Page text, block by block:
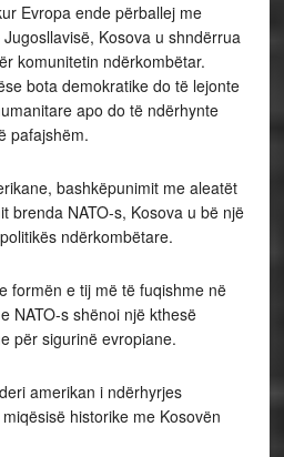
Evropa ende përballej me
Kosova u shndërrua
komunitetin ndërkombëtar.
bota demokratike do të lejonte
apo do të ndërhynte
pafajshëm.
bashkëpunimit me aleatët
brenda NATO-s, Kosova u bë një
ndërkombëtare.
formën e tij më të fuqishme në
NATO-s shënoi një kthesë
për sigurinë evropiane.
amerikan i ndërhyrjes
historike me Kosovën